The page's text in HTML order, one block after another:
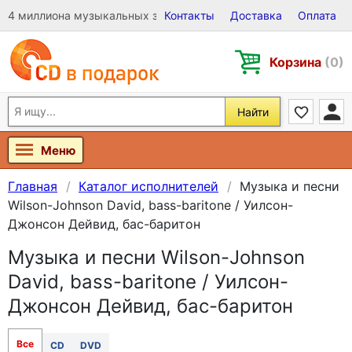
4 миллиона музыкальных записей на Виниле, CD и DVD
Контакты Доставка Оплата
Корзина (0)
Найти
Меню
Главная Каталог исполнителей
Музыка и песни
Wilson-Johnson David, bass-baritone / Уилсон-
Джонсон Дейвид, бас-баритон
Музыка и песни Wilson-Johnson
David, bass-baritone / Уилсон-
Джонсон Дейвид, бас-баритон
Все CD DVD